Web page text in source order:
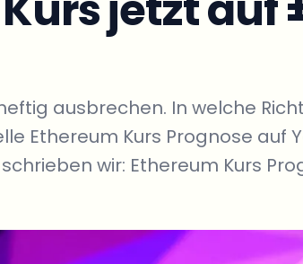
ausbrechen. In welche
Ethereum Kurs Prognose auf
wir: Ethereum Kurs